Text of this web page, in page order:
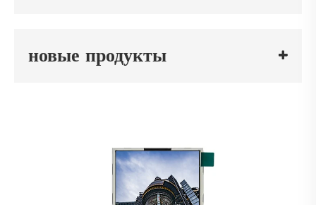
новые продукты